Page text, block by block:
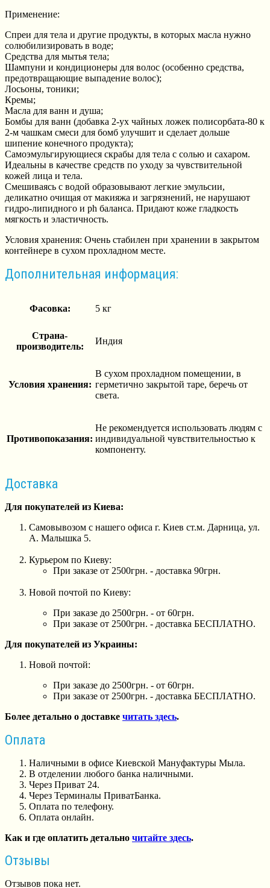
Применение:
Спреи для тела и другие продукты, в которых масла нужно
солюбилизировать в воде;
Средства для мытья тела;
Шампуни и кондиционеры для волос (особенно средства,
предотвращающие выпадение волос);
Лосьоны, тоники;
Кремы;
Масла для ванн и душа;
Бомбы для ванн (добавка 2-ух чайных ложек полисорбата-80 к
2-м чашкам смеси для бомб улучшит и сделает дольше
шипение конечного продукта);
Самоэмульгирующиеся скрабы для тела с солью и сахаром.
Идеальны в качестве средств по уходу за чувствительной
кожей лица и тела.
Смешиваясь с водой образовывают легкие эмульсии,
деликатно очищая от макияжа и загрязнений, не нарушают
гидро-липидного и ph баланса. Придают коже гладкость
мягкость и эластичность.
Условия хранения: Очень стабилен при хранении в закрытом
контейнере в сухом прохладном месте.
Дополнительная информация:
Фасовка: 5 кг
Страна-
производитель:
Индия
Условия хранения:
В сухом прохладном помещении, в
герметично закрытой таре, беречь от
света.
Противопоказания:
Не рекомендуется использовать людям с
индивидуальной чувствительностью к
компоненту.
Доставка
Для покупателей из Киева:
Самовывозом с нашего офиса г. Киев ст.м. Дарница, ул.
А. Малышка 5.
Курьером по Киеву:
При заказе от 2500грн. - доставка 90грн.
Новой почтой по Киеву:
При заказе до 2500грн. - от 60грн.
При заказе от 2500грн. - доставка БЕСПЛАТНО.
Для покупателей из Украины:
Новой почтой:
При заказе до 2500грн. - от 60грн.
При заказе от 2500грн. - доставка БЕСПЛАТНО.
Более детально о доставке читать здесь.
Оплата
Наличными в офисе Киевской Мануфактуры Мыла.
В отделении любого банка наличными.
Через Приват 24.
Через Терминалы ПриватБанка.
Оплата по телефону.
Оплата онлайн.
Как и где оплатить детально читайте здесь.
Отзывы
Отзывов пока нет.